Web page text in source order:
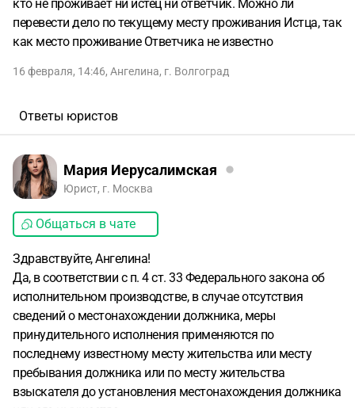
кто не проживает ни истец ни ответчик. Можно ли
перевести дело по текущему месту проживания Истца, так
как место проживание Ответчика не известно
16 февраля, 14:46, Ангелина, г. Волгоград
Ответы юристов
Мария Иерусалимская
Юрист, г. Москва
Общаться в чате
Здравствуйте, Ангелина!
Да, в соответствии с п. 4 ст. 33 Федерального закона об
исполнительном производстве, в случае отсутствия
сведений о местонахождении должника, меры
принудительного исполнения применяются по
последнему известному месту жительства или месту
пребывания должника или по месту жительства
взыскателя до установления местонахождения должника